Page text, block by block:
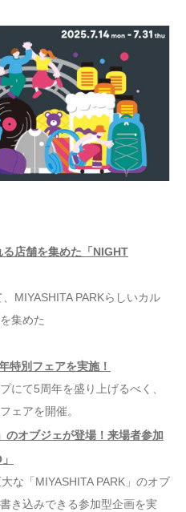
店舗を集めた「NIGHT
MIYASHITA PARKらしいカル
集めた
特別フェアを実施！
にて5周年を盛り上げるべく、
ェアを開催。
オブジェが登場！来場者参加
な「MIYASHITA PARK」のオブ
き込みできる参加型企画を実